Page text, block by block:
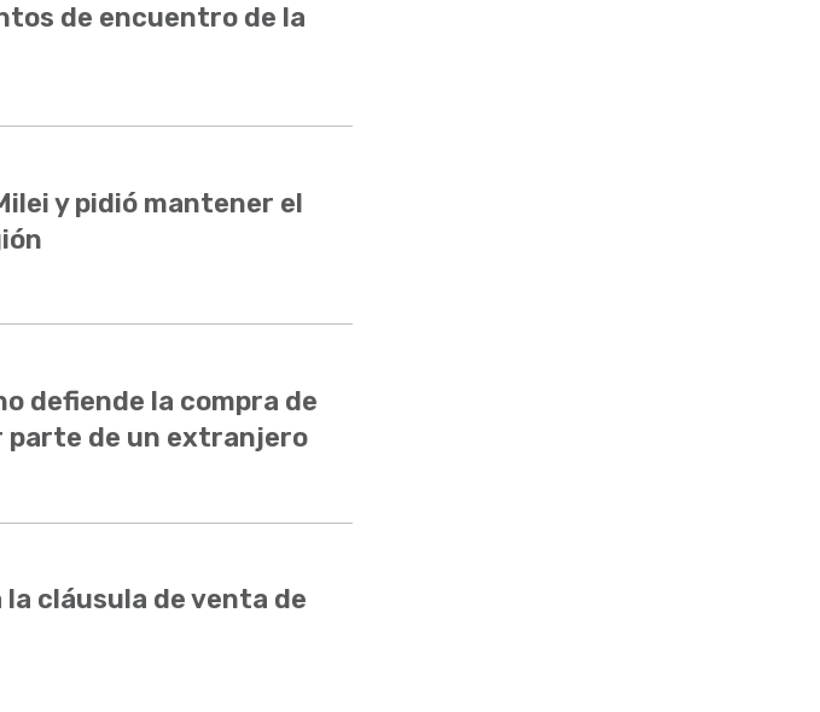
de encuentro de la
y pidió mantener el
defiende la compra de
parte de un extranjero
cláusula de venta de